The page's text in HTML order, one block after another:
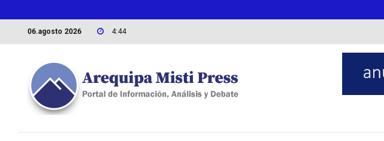
06.agosto 2026 4:44